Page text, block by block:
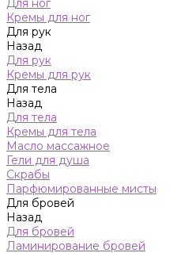
Для ног
Кремы для ног
Для рук
Назад
Для рук
Кремы для рук
Для тела
Назад
Для тела
Кремы для тела
Масло массажное
Гели для душа
Скрабы
Парфюмированные мисты
Для бровей
Назад
Для бровей
Ламинирование бровей